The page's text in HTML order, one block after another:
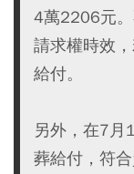
4萬2206元
請求權時效
給付。
另外，在7月
葬給付，符